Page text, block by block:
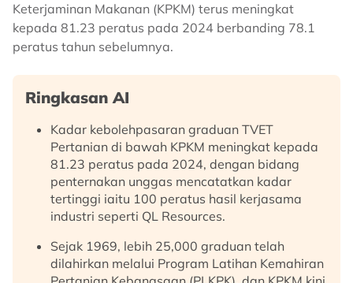
Keterjaminan Makanan (KPKM) terus meningkat
kepada 81.23 peratus pada 2024 berbanding 78.1
peratus tahun sebelumnya.
Ringkasan AI
Kadar kebolehpasaran graduan TVET
Pertanian di bawah KPKM meningkat kepada
81.23 peratus pada 2024, dengan bidang
penternakan unggas mencatatkan kadar
tertinggi iaitu 100 peratus hasil kerjasama
industri seperti QL Resources.
Sejak 1969, lebih 25,000 graduan telah
dilahirkan melalui Program Latihan Kemahiran